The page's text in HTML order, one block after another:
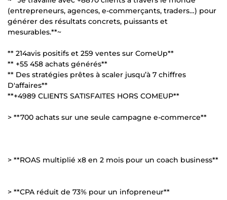
(entrepreneurs, agences, e-commerçants, traders…) pour
générer des résultats concrets, puissants et
mesurables.**~
** 214avis positifs et 259 ventes sur ComeUp**
** +55 458 achats générés**
** Des stratégies prêtes à scaler jusqu’à 7 chiffres
D'affaires**
**+4989 CLIENTS SATISFAITES HORS COMEUP**
> **700 achats sur une seule campagne e-commerce**
> **ROAS multiplié x8 en 2 mois pour un coach business**
> **CPA réduit de 73% pour un infopreneur**